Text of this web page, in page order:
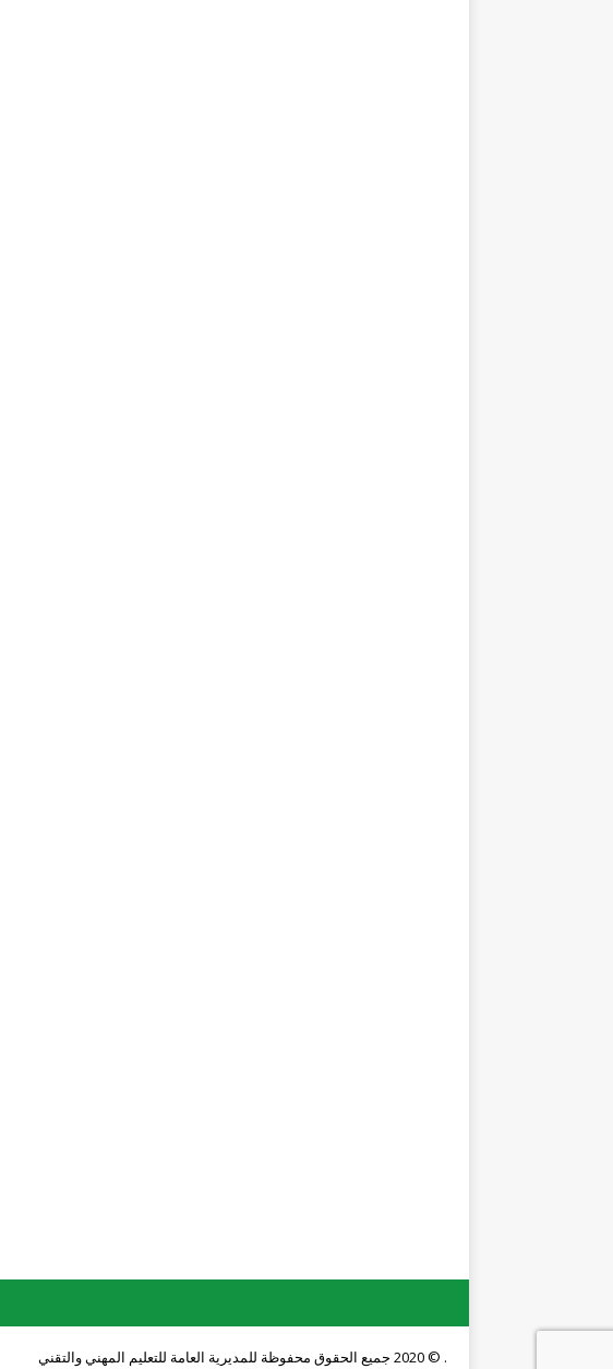
. © 2020 جميع الحقوق محفوظة للمديرية العامة للتعليم المهني والتقني